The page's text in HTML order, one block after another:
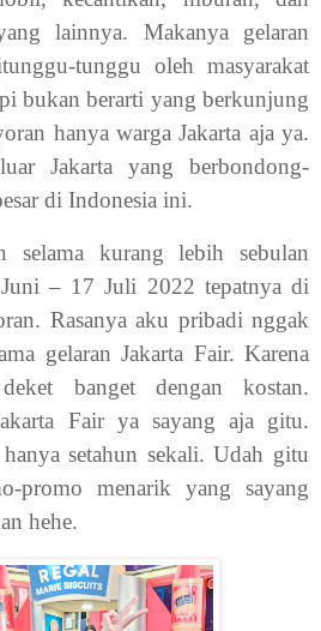
lainnya. Makanya gelaran
tunggu oleh masyarakat
bukan berarti yang berkunjung
hanya warga Jakarta aja ya.
Jakarta yang berbondong-
di Indonesia ini.
selama kurang lebih sebulan
– 17 Juli 2022 tepatnya di
Rasanya aku pribadi nggak
gelaran Jakarta Fair. Karena
banget dengan kostan.
Fair ya sayang aja gitu.
setahun sekali. Udah gitu
promo menarik yang sayang
hehe.